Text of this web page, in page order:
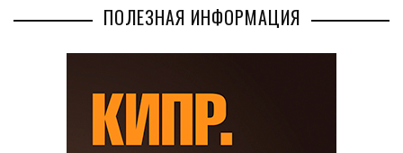
ПОЛЕЗНАЯ ИНФОРМАЦИЯ